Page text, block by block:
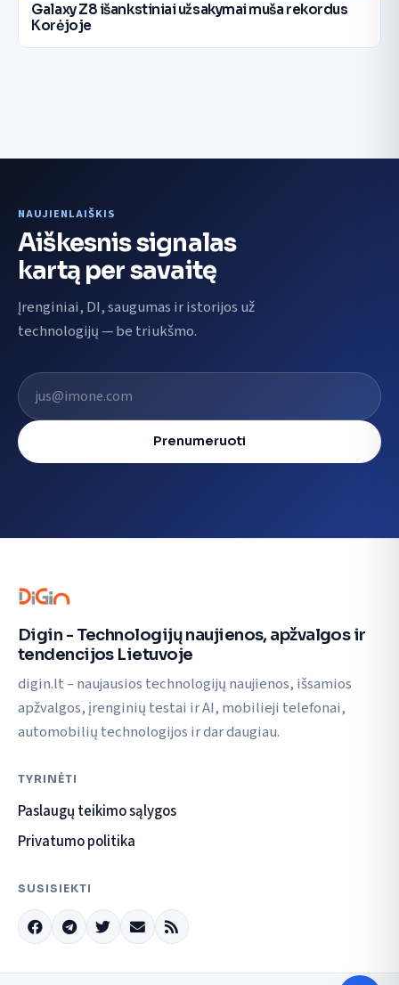
Galaxy Z8 išankstiniai užsakymai muša rekordus
Korėjoje
NAUJIENLAIŠKIS
Aiškesnis signalas
kartą per savaitę
Įrenginiai, DI, saugumas ir istorijos už
technologijų — be triukšmo.
El. pašto adresas
Prenumeruoti
Digin - Technologijų naujienos, apžvalgos ir
tendencijos Lietuvoje
digin.lt – naujausios technologijų naujienos, išsamios
apžvalgos, įrenginių testai ir AI, mobilieji telefonai,
automobilių technologijos ir dar daugiau.
TYRINĖTI
Paslaugų teikimo sąlygos
Privatumo politika
SUSISIEKTI